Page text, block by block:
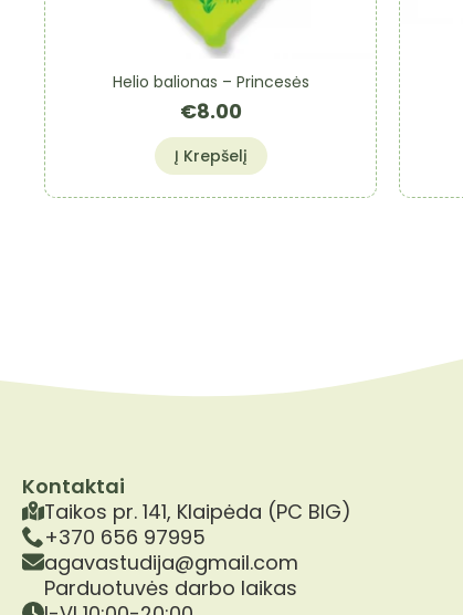
Helio balionas – Princesės
€8.00
Į Krepšelį
Kontaktai
Taikos pr. 141, Klaipėda (PC BIG)
+370 656 97995
agavastudija@gmail.com
Parduotuvės darbo laikas